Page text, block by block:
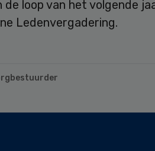
loop van het volgende
Ledenvergadering.